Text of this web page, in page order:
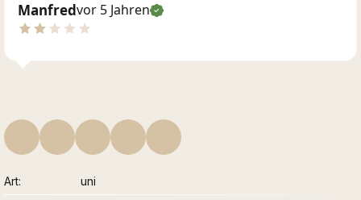
Manfredvor 5 Jahren
Art uni